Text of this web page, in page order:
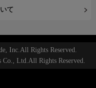
て
Inc.All Rights Reserved.
Ltd.All Rights Reserved.